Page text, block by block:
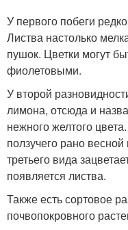
У первого побеги
Листва настолько
пушок. Цветки могут
фиолетовыми.
У второй
лимона, отсюда и
нежного желтого
ползучего рано
третьего вида
появляется листва.
Также есть сортовое
почвопокровного